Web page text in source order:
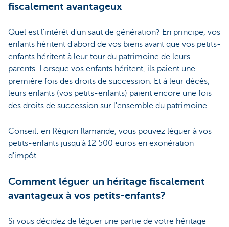
fiscalement avantageux
Quel est l'intérêt d'un saut de génération? En principe, vos
enfants héritent d'abord de vos biens avant que vos petits-
enfants héritent à leur tour du patrimoine de leurs
parents. Lorsque vos enfants héritent, ils paient une
première fois des droits de succession. Et à leur décès,
leurs enfants (vos petits-enfants) paient encore une fois
des droits de succession sur l'ensemble du patrimoine.
Conseil: en Région flamande, vous pouvez léguer à vos
petits-enfants jusqu'à 12 500 euros en exonération
d'impôt.
Comment léguer un héritage fiscalement
avantageux à vos petits-enfants?
Si vous décidez de léguer une partie de votre héritage